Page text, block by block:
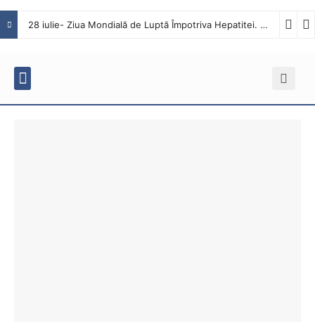
28 iulie- Ziua Mondială de Luptă Împotriva Hepatitei. Interviu cu dr. Octavian Tăbăcaru, medic specialist Boli Infecțioase în cadrul Spitalului Județean de Urgență Buzău